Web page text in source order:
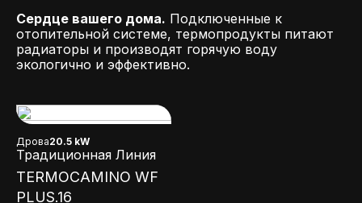
Сердце вашего дома. Подключенные к
отопительной системе, термопродукты питают
радиаторы и производят горячую воду
экологично и эффективно.
Дрова20.5 kW
Традиционная Линия
TERMOCAMINO WF
PLUS.16